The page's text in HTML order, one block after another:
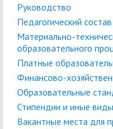
Руководство
Педагогический состав
Материально-
образовательного
Платные
Финансово-
Образовательные
Стипендии и иные
Вакантные места для